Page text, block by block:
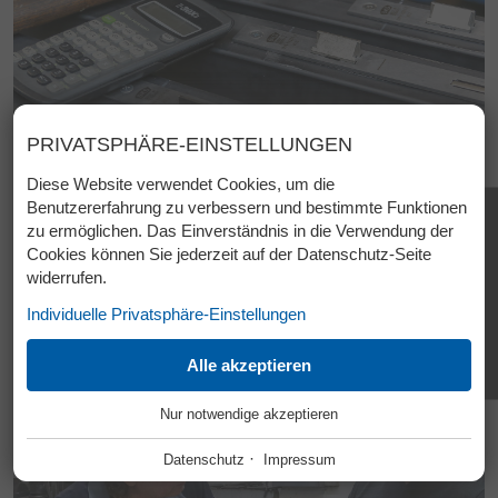
PRIVATSPHÄRE-EINSTELLUNGEN
Diese Website verwendet Cookies, um die
Benutzererfahrung zu verbessern und bestimmte Funktionen
zu ermöglichen. Das Einverständnis in die Verwendung der
Cookies können Sie jederzeit auf der Datenschutz-Seite
widerrufen.
Individuelle Privatsphäre-Einstellungen
Diese Cookies werden für einen reibungslosen Betrieb
Website Cookie Consent
Alle akzeptieren
Nur notwendige akzeptieren
Datenschutz · Impressum
info
K